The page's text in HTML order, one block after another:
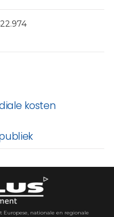
kosten
nationale en regionale